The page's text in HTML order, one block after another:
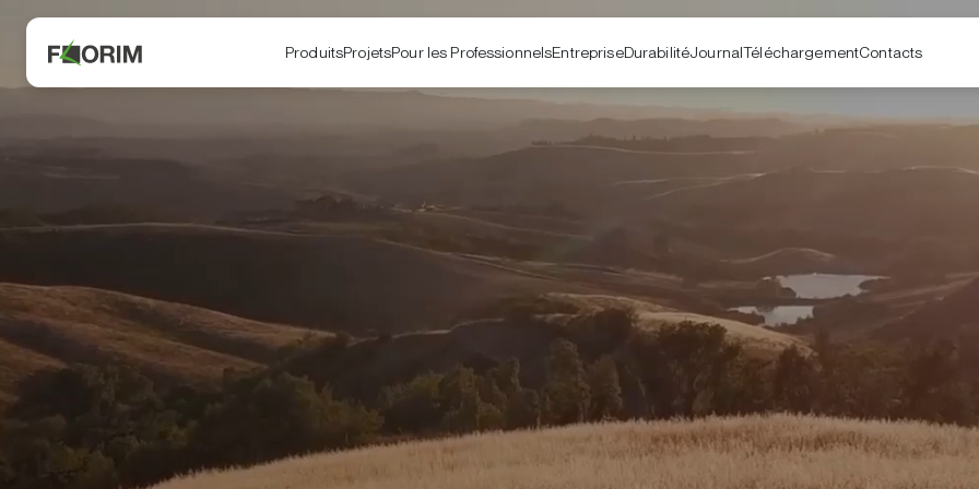
ProduitsProjetsPour les ProfessionnelsEntrepriseDurabilitéJournalTéléchargementContacts